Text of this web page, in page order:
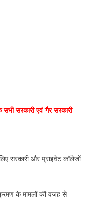
सरकारी एवं गैर सरकारी
सरकारी और प्राइवेट कॉलेजों
के मामलों की वजह से